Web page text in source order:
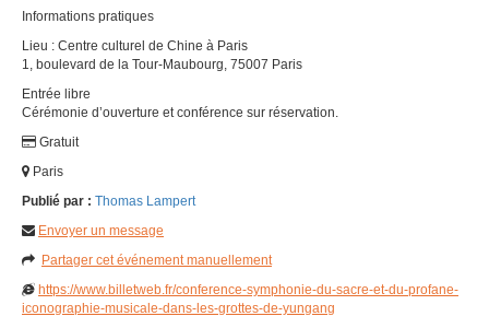
Informations pratiques
Lieu : Centre culturel de Chine à Paris
1, boulevard de la Tour-Maubourg, 75007 Paris
Entrée libre
Cérémonie d’ouverture et conférence sur réservation.
Gratuit
Paris
Publié par : Thomas Lampert
Envoyer un message
Partager cet événement manuellement
https://www.billetweb.fr/conference-symphonie-du-sacre-et-du-profane-
iconographie-musicale-dans-les-grottes-de-yungang